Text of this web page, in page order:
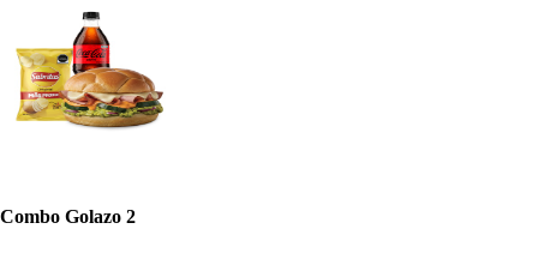
Combo Golazo 2